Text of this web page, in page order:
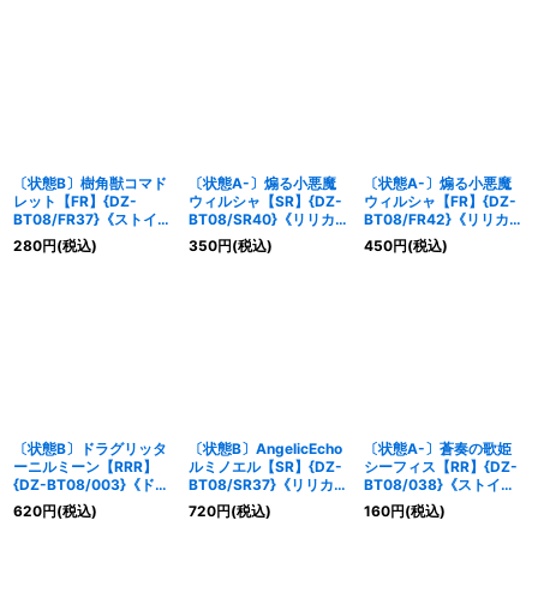
〔状態B〕樹角獣コマド
レット【FR】{DZ-
BT08/FR37}《ストイケ
イア》
280円(税込)
〔状態A-〕煽る小悪魔
ウィルシャ【SR】{DZ-
BT08/SR40}《リリカル
モナステリオ》
350円(税込)
〔状態A-〕煽る小悪魔
ウィルシャ【FR】{DZ-
BT08/FR42}《リリカル
モナステリオ》
450円(税込)
〔状態B〕ドラグリッタ
ーニルミーン【RRR】
{DZ-BT08/003}《ドラ
ゴンエンパイア》
620円(税込)
〔状態B〕AngelicEcho
ルミノエル【SR】{DZ-
BT08/SR37}《リリカル
モナステリオ》
720円(税込)
〔状態A-〕蒼奏の歌姫
シーフィス【RR】{DZ-
BT08/038}《ストイケ
イア》
160円(税込)